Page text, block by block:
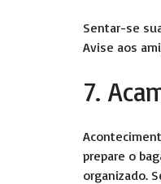
Sentar-se
Avise aos
7.
prepare o
organizado.